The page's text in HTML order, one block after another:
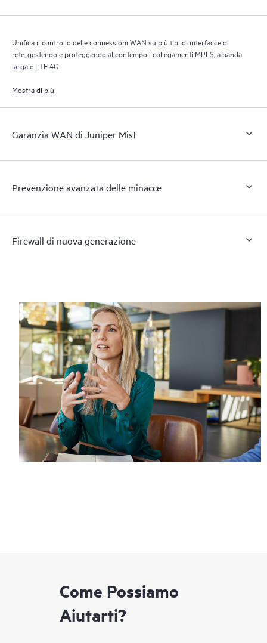
Unifica il controllo delle connessioni WAN su più tipi di interfacce di
rete, gestendo e proteggendo al contempo i collegamenti MPLS, a banda
larga e LTE 4G
Mostra di più
Garanzia WAN di Juniper Mist
Prevenzione avanzata delle minacce
Firewall di nuova generazione
Come Possiamo
Aiutarti?